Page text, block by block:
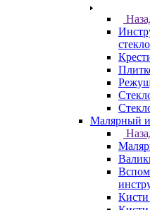
Малярный
Кисти